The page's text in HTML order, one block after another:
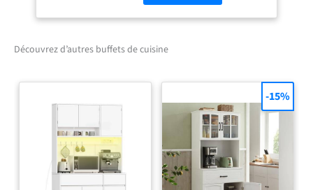
Découvrez d’autres buffets de cuisine
-15%